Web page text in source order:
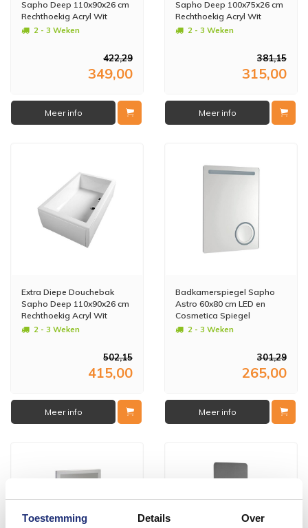
Toestemming Details Over
Sapho Deep 110x90x26 cm
Rechthoekig Acryl Wit
2 - 3 Weken
422,29
349,00
Meer info
Sapho Deep 100x75x26 cm
Rechthoekig Acryl Wit
2 - 3 Weken
381,15
315,00
Meer info
Extra Diepe Douchebak
Sapho Deep 110x90x26 cm
Rechthoekig Acryl Wit
2 - 3 Weken
502,15
415,00
Meer info
Badkamerspiegel Sapho
Astro 60x80 cm LED en
Cosmetica Spiegel
2 - 3 Weken
301,29
265,00
Meer info